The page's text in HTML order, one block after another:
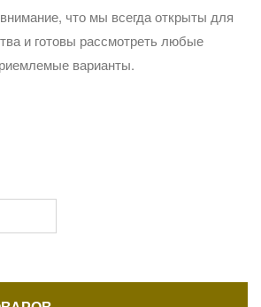
что мы всегда открыты для
и готовы рассмотреть любые
варианты.